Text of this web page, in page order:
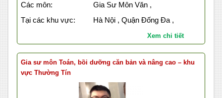
Các môn:
Gia Sư Môn Văn ,
Tại các khu vực:
Hà Nội , Quận Đống Đa ,
Xem chi tiết
Gia sư môn Toán, bồi dưỡng căn bản và nâng cao – khu
vực Thường Tín